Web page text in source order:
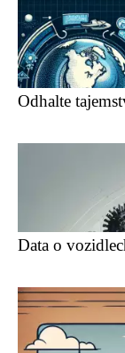
Odhalte
Data o